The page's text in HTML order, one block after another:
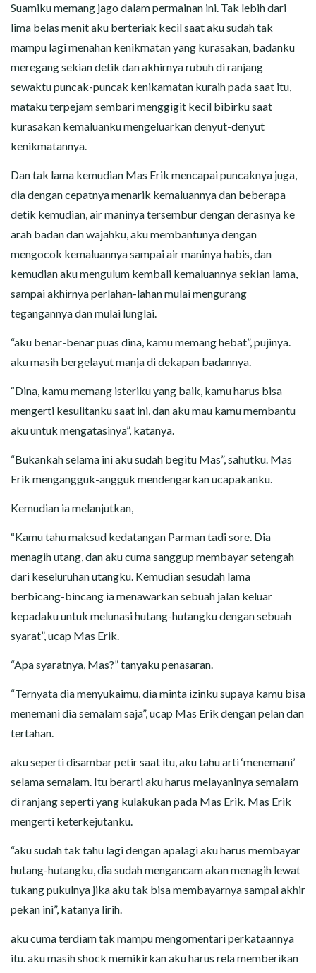
Suamiku memang jago dalam permainan ini. Tak lebih dari
lima belas menit aku berteriak kecil saat aku sudah tak
mampu lagi menahan kenikmatan yang kurasakan, badanku
meregang sekian detik dan akhirnya rubuh di ranjang
sewaktu puncak-puncak kenikamatan kuraih pada saat itu,
mataku terpejam sembari menggigit kecil bibirku saat
kurasakan kemaluanku mengeluarkan denyut-denyut
kenikmatannya.
Dan tak lama kemudian Mas Erik mencapai puncaknya juga,
dia dengan cepatnya menarik kemaluannya dan beberapa
detik kemudian, air maninya tersembur dengan derasnya ke
arah badan dan wajahku, aku membantunya dengan
mengocok kemaluannya sampai air maninya habis, dan
kemudian aku mengulum kembali kemaluannya sekian lama,
sampai akhirnya perlahan-lahan mulai mengurang
tegangannya dan mulai lunglai.
“aku benar-benar puas dina, kamu memang hebat”, pujinya.
aku masih bergelayut manja di dekapan badannya.
“Dina, kamu memang isteriku yang baik, kamu harus bisa
mengerti kesulitanku saat ini, dan aku mau kamu membantu
aku untuk mengatasinya”, katanya.
“Bukankah selama ini aku sudah begitu Mas”, sahutku. Mas
Erik mengangguk-angguk mendengarkan ucapakanku.
Kemudian ia melanjutkan,
“Kamu tahu maksud kedatangan Parman tadi sore. Dia
menagih utang, dan aku cuma sanggup membayar setengah
dari keseluruhan utangku. Kemudian sesudah lama
berbicang-bincang ia menawarkan sebuah jalan keluar
kepadaku untuk melunasi hutang-hutangku dengan sebuah
syarat”, ucap Mas Erik.
“Apa syaratnya, Mas?” tanyaku penasaran.
“Ternyata dia menyukaimu, dia minta izinku supaya kamu bisa
menemani dia semalam saja”, ucap Mas Erik dengan pelan dan
tertahan.
aku seperti disambar petir saat itu, aku tahu arti ‘menemani’
selama semalam. Itu berarti aku harus melayaninya semalam
di ranjang seperti yang kulakukan pada Mas Erik. Mas Erik
mengerti keterkejutanku.
“aku sudah tak tahu lagi dengan apalagi aku harus membayar
hutang-hutangku, dia sudah mengancam akan menagih lewat
tukang pukulnya jika aku tak bisa membayarnya sampai akhir
pekan ini”, katanya lirih.
aku cuma terdiam tak mampu mengomentari perkataannya
itu. aku masih shock memikirkan aku harus rela memberikan